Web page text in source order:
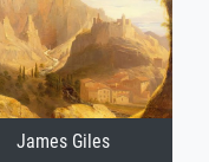
James Giles